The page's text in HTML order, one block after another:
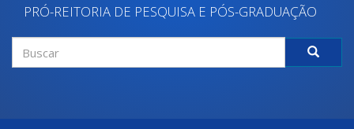
PRÓ-REITORIA DE PESQUISA E PÓS-GRADUAÇÃO
Formulário
de